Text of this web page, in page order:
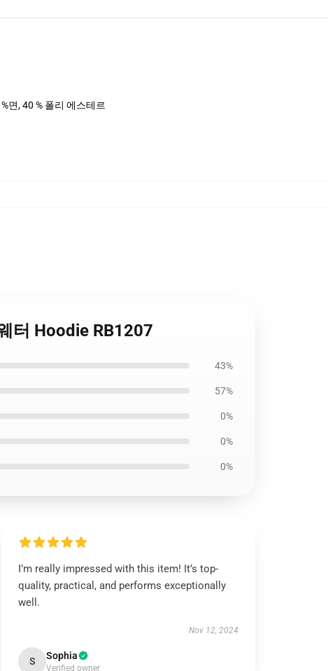
면, 40 % 폴리 에스테르
터 Hoodie RB1207
43%
57%
0%
0%
0%
I’m really impressed with this item! It’s top-
quality, practical, and performs exceptionally
well.
Nov 12, 2024
S Sophia
Verified owner